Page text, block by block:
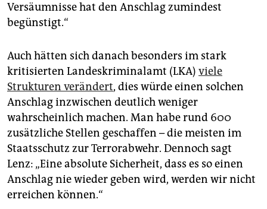
Versäumnisse hat den Anschlag zumindest
begünstigt.“
Auch hätten sich danach besonders im stark
kritisierten Landeskriminalamt (LKA) viele
Strukturen verändert, dies würde einen solchen
Anschlag inzwischen deutlich weniger
wahrscheinlich machen. Man habe rund 600
zusätzliche Stellen geschaffen – die meisten im
Staatsschutz zur Terrorabwehr. Dennoch sagt
Lenz: „Eine absolute Sicherheit, dass es so einen
Anschlag nie wieder geben wird, werden wir nicht
erreichen können.“